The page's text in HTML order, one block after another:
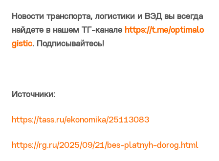
Новости транспорта, логистики и ВЭД вы всегда
найдете в нашем ТГ-канале https://t.me/optimalo
gistic. Подписывайтесь!
Источники:
https://tass.ru/ekonomika/25113083
https://rg.ru/2025/09/21/bes-platnyh-dorog.html